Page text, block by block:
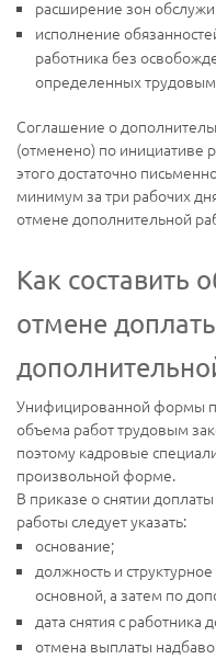
расширение зон
исполнение
работника без
определенных
Соглашение о
(отменено) по инициативе
этого достаточно
минимум за три рабочих
отмене дополнительной
Как составить
отмене
Унифицированной формы
объема работ трудовым
поэтому кадровые
произвольной форме.
В приказе о снятии
работы следует указать:
основание;
должность и
основной, а затем по
дата снятия с работника
отмена выплаты